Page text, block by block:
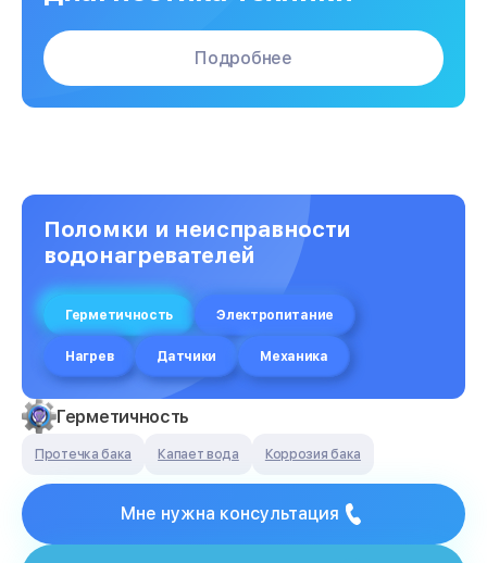
Подробнее
Поломки и неисправности
водонагревателей
Герметичность Электропитание
Нагрев Датчики Механика
Герметичность
Протечка бака Капает вода Коррозия бака
Мне нужна консультация